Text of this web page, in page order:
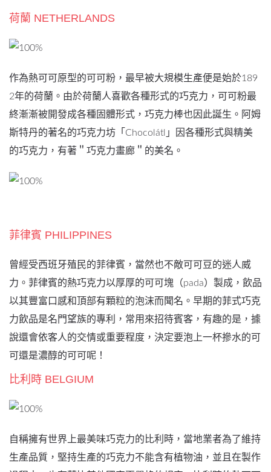
荷蘭 NETHERLANDS
作為熱可可原型的可可粉，最早被大規模生產便是始於189
2年的荷蘭。由於荷蘭人喜歡各種形式的巧克力，可可粉最
終漸漸被開發成各種固體形式，巧克力棒也因此誕生。阿姆
斯特丹的著名的巧克力坊「Chocolátl」因各種形式與精美
的巧克力，有著＂巧克力畫廊＂的美名。
菲律賓 PHILIPPINES
曾經受西班牙殖民的菲律賓，當然也不敵可可豆的迷人威
力。菲律賓的熱巧克力以厚厚的可可塊（pada）製成，飲品
以其豐富口感和頂部有顆粒的泡沫而聞名。早期的菲式巧克
力飲品是名門望族的專利，常用來招待賓客，有趣的是，據
說還會依客人的交情或重要程度，決定要泡上一杯摻水的可
可還是濃醇的可可呢！
比利時 BELGIUM
自稱擁有世界上最美味巧克力的比利時，當地業者為了維持
生產品質，堅持生產的巧克力不能含有植物油，並且在製作